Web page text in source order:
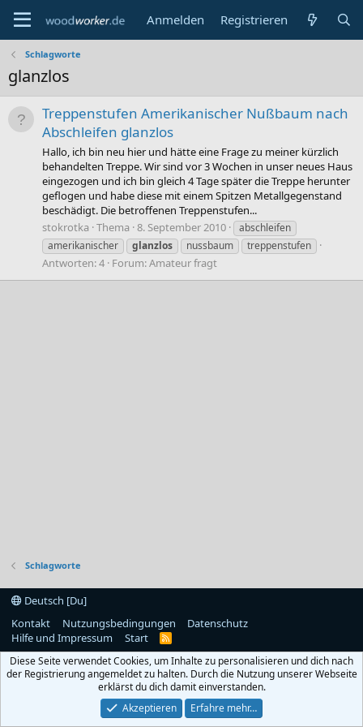
Anmelden Registrieren
Schlagworte
glanzlos
Treppenstufen Amerikanischer Nußbaum nach
Abschleifen glanzlos
Hallo, ich bin neu hier und hätte eine Frage zu meiner kürzlich
behandelten Treppe. Wir sind vor 3 Wochen in unser neues Haus
eingezogen und ich bin gleich 4 Tage später die Treppe herunter
geflogen und habe diese mit einem Spitzen Metallgegenstand
beschädigt. Die betroffenen Treppenstufen...
stokrotka Thema 8. September 2010
abschleifen
amerikanischer
glanzlos nussbaum treppenstufen
Antworten: 4 Forum:Amateur fragt
Schlagworte
Deutsch [Du]
Kontakt
Nutzungsbedingungen
Datenschutz
Hilfe und Impressum
Start
R
S
Diese Seite verwendet Cookies, um Inhalte zu personalisieren und dich nach
der Registrierung angemeldet zu halten. Durch die Nutzung unserer Webseite
erklärst du dich damit einverstanden.
Akzeptieren
Erfahre mehr…